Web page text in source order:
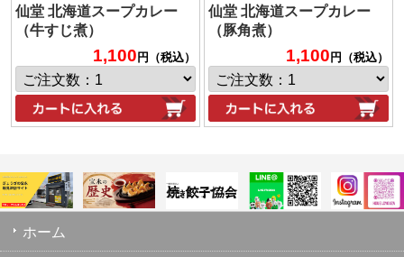
仙堂 北海道スープカレー
（牛すじ煮）
1,100 円（税込）
仙堂 北海道スープカレー
（豚角煮）
1,100 円（税込）
ホーム